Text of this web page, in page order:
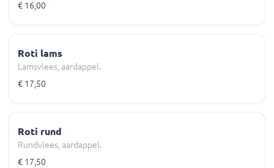
€ 16,00
Roti lams
Lamsvlees, aardappel.
€ 17,50
Roti rund
Rundvlees, aardappel.
€ 17,50